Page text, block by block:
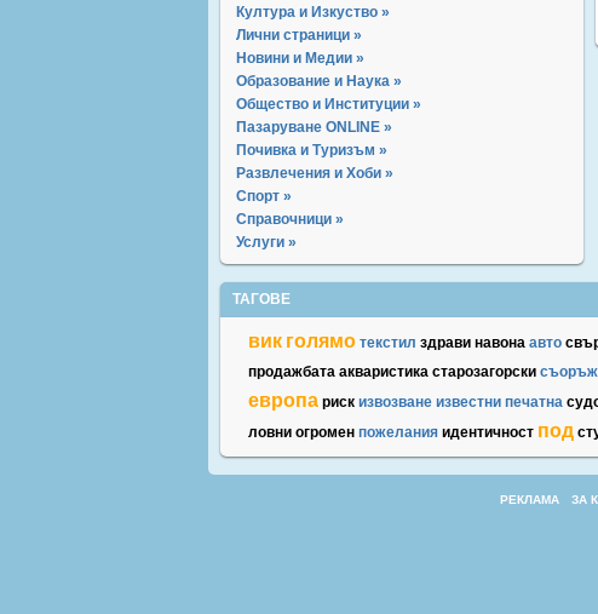
Култура и Изкуство »
Лични страници »
Новини и Медии »
Образование и Наука »
Общество и Институции »
Пазаруване ONLINE »
Почивка и Туризъм »
Развлечения и Хоби »
Спорт »
Справочници »
Услуги »
ТАГОВЕ
вик голямо текстил здрави навона авто
продажбата акваристика старозагорски
европа риск извозване известни печатна
ловни огромен пожелания идентичност под
РЕКЛАМА ЗА